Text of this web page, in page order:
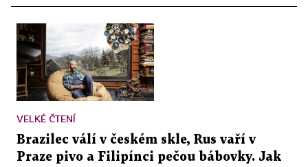
VELKÉ ČTENÍ
Brazilec válí v českém skle, Rus vaří v
Praze pivo a Filipínci pečou bábovky. Jak